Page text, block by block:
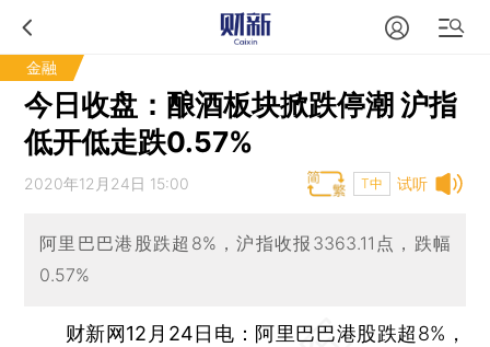
金融
今日收盘：酿酒板块掀跌停潮 沪指
低开低走跌0.57%
试听
2020年12月24日 15:00 T中
阿里巴巴港股跌超8%，沪指收报3363.11点，跌幅
0.57%
财新网12月24日电 ：阿里巴巴港股跌超8%，